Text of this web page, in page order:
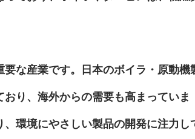
な産業です。日本のボイラ・原動機
り、海外からの需要も高まっていま
環境にやさしい製品の開発に注力し